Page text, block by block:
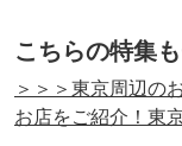
こちらの特集
＞＞＞東京周辺の
お店をご紹介！東